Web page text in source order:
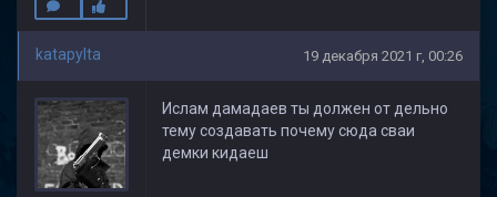
katapylta 19 декабря 2021 г, 00:26
Ислам дамадаев ты должен от дельно
тему создавать почему сюда сваи
демки кидаеш